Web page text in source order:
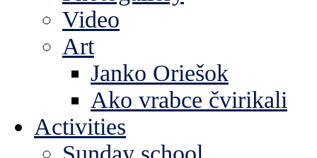
Video
Art
Janko Oriešok
Ako vrabce čvirikali
Activities